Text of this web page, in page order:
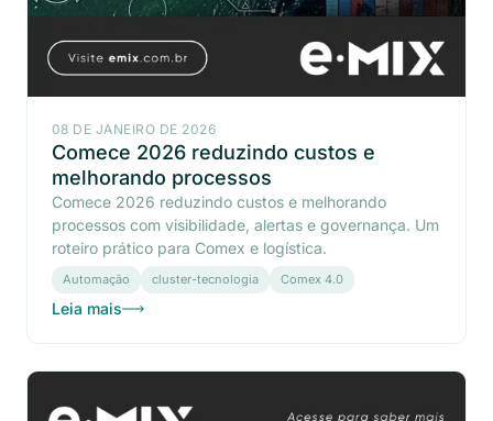
08 DE JANEIRO DE 2026
Comece 2026 reduzindo custos e
melhorando processos
Comece 2026 reduzindo custos e melhorando
processos com visibilidade, alertas e governança. Um
roteiro prático para Comex e logística.
Automação cluster-tecnologia Comex 4.0
Leia mais